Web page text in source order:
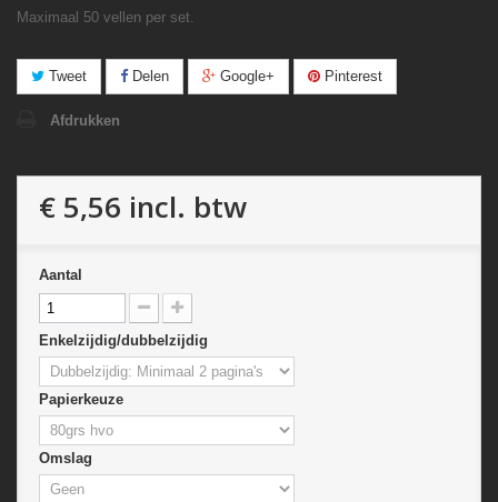
Maximaal 50 vellen per set.
Tweet Delen Google+ Pinterest
Afdrukken
€ 5,56 incl. btw
Aantal
Enkelzijdig/dubbelzijdig
Papierkeuze
Omslag